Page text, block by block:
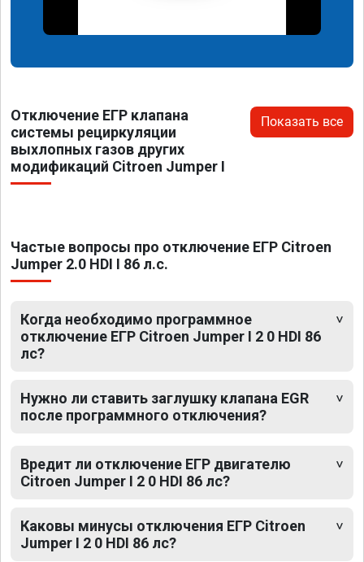
Отключение ЕГР клапана
системы рециркуляции
выхлопных газов других
модификаций Citroen Jumper I
Показать все
Частые вопросы про отключение ЕГР Citroen
Jumper 2.0 HDI I 86 л.с.
Когда необходимо программное
отключение ЕГР Citroen Jumper I 2 0 HDI 86
лс?
Нужно ли ставить заглушку клапана EGR
после программного отключения?
Вредит ли отключение ЕГР двигателю
Citroen Jumper I 2 0 HDI 86 лс?
Каковы минусы отключения ЕГР Citroen
Jumper I 2 0 HDI 86 лс?